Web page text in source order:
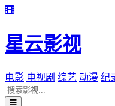
星云影视
电影 电视剧 综艺 动漫 纪